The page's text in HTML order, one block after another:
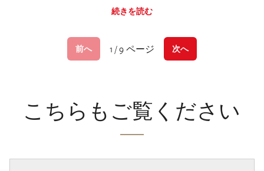
続きを読む
前へ 1 / 9 ページ 次へ
こちらもご覧ください